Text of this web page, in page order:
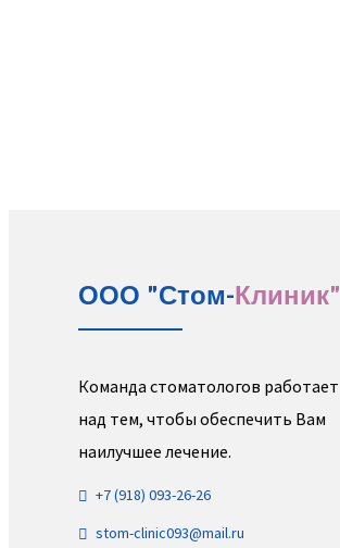
ООО "Стом-Клиник"
Команда стоматологов работает
над тем, чтобы обеспечить Вам
наилучшее лечение.
+7 (918) 093-26-26
stom-clinic093@mail.ru